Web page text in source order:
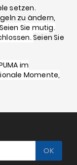
setzen.
zu ändern,
Seien Sie mutig.
Seien Sie
im
Momente,